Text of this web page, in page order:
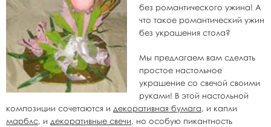
без романтического ужина! А
что такое романтический ужин
без украшения стола?
Мы предлагаем вам сделать
простое настольное
украшение со свечой своими
руками! В этой настольной
композиции сочетаются и декоративная бумага, и капли
марблс, и декоративные свечи, но особую пикантность